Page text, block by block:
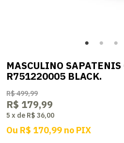
MASCULINO SAPATENIS
R751220005 BLACK.
R$ 499,99
R$ 179,99
5 x de R$ 36,00
Ou R$ 170,99 no PIX